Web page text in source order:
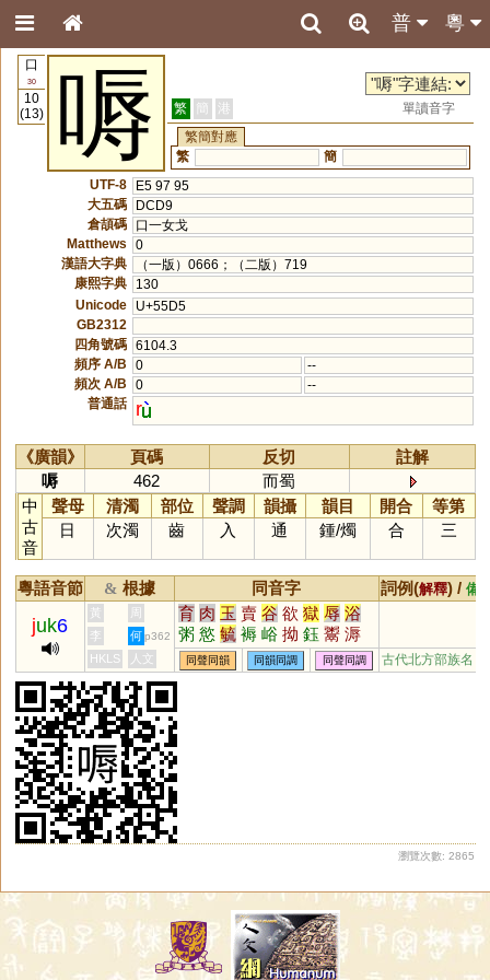
粵
普
口
30
10
(13)
嗕 繁 簡 港
單讀音字
繁簡對應
繁
簡
UTF-8
E5 97 95
大五碼
DCD9
倉頡碼
口一女戈
Matthews
0
漢語大字典
（一版）0666；（二版）719
康熙字典
130
Unicode
U+55D5
GB2312
四角號碼 6104.3
頻序 A/B
0
--
頻次 A/B
0
--
普通話
r
《廣韻》 頁碼 反切
註解
嗕
462
而蜀
中
古
音
聲母 清濁 部位 聲調 韻攝 韻目 開合
等第
日
次濁 齒 入 通 鍾/燭 合 三
粵語音節 & 根據 同音字 詞例(解釋) / 備
juk6
黃 周 育 肉 玉 賣 谷 欲 獄 辱 浴
粥 慾 毓 褥 峪 拗 鈺 鬻 溽
淯 鵒 蓐 縟 宍 砡 袬 輍 蘛
蒮 媷 儥 鋊 錥 鳿 鄏 堉
李 何 p362
HKLS 人文 同聲同韻 同韻同調 同聲同調 古代北方部族名
瀏覽次數: 2865